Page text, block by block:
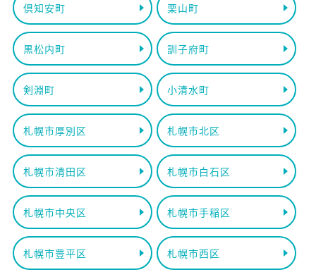
倶知安町 栗山町
黒松内町 訓子府町
剣淵町 小清水町
札幌市厚別区 札幌市北区
札幌市清田区 札幌市白石区
札幌市中央区 札幌市手稲区
札幌市豊平区 札幌市西区